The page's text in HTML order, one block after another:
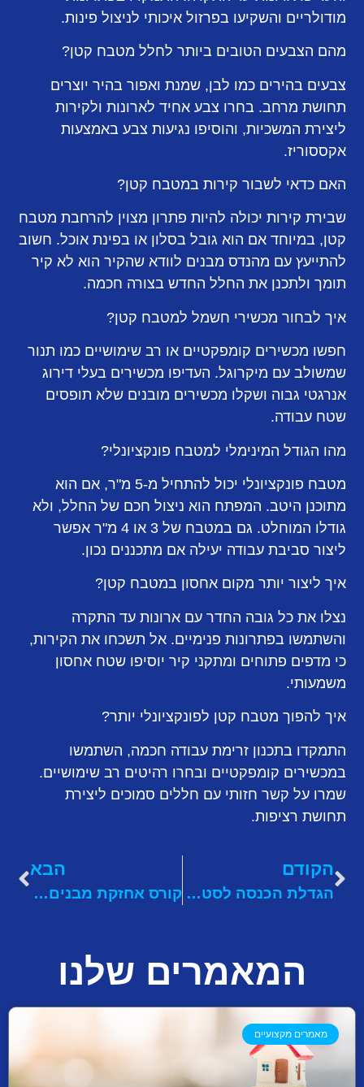
מודולריים והשקיעו בפרזול איכותי לניצול פינות.
מהם הצבעים הטובים ביותר לחלל מטבח קטן?
צבעים בהירים כמו לבן, שמנת ואפור בהיר יוצרים
תחושת מרחב. בחרו צבע אחיד לארונות ולקירות
ליצירת המשכיות, והוסיפו נגיעות צבע באמצעות
אקססוריז.
האם כדאי לשבור קירות במטבח קטן?
שבירת קירות יכולה להיות פתרון מצוין להרחבת מטבח
קטן, במיוחד אם הוא גובל בסלון או בפינת אוכל. חשוב
להתייעץ עם מהנדס מבנים לוודא שהקיר הוא לא קיר
תומך ולתכנן את החלל החדש בצורה חכמה.
איך לבחור מכשירי חשמל למטבח קטן?
חפשו מכשירים קומפקטיים או רב שימושיים כמו תנור
שמשולב עם מיקרוגל. העדיפו מכשירים בעלי דירוג
אנרגטי גבוה ושקלו מכשירים מובנים שלא תופסים
שטח עבודה.
מהו הגודל המינימלי למטבח פונקציונלי?
מטבח פונקציונלי יכול להתחיל מ-5 מ"ר, אם הוא
מתוכנן היטב. המפתח הוא ניצול חכם של החלל, ולא
גודלו המוחלט. גם במטבח של 3 או 4 מ"ר אפשר
ליצור סביבת עבודה יעילה אם מתכננים נכון.
איך ליצור יותר מקום אחסון במטבח קטן?
נצלו את כל גובה החדר עם ארונות עד התקרה
והשתמשו בפתרונות פנימיים. אל תשכחו את הקירות,
כי מדפים פתוחים ומתקני קיר יוסיפו שטח אחסון
משמעותי.
איך להפוך מטבח קטן לפונקציונלי יותר?
התמקדו בתכנון זרימת עבודה חכמה, השתמשו
במכשירים קומפקטיים ובחרו רהיטים רב שימושיים.
שמרו על קשר חזותי עם חללים סמוכים ליצירת
תחושת רציפות.
הקודם
הגדלת הכנסה לסטודנטים: רעיונות שיעזרו לכם להרוויח יותר
הבא
קורס אחזקת מבנים: מה לומדים, למי זה מתאים ולמה זה משתלם?
המאמרים שלנו
מאמרים מקצועיים